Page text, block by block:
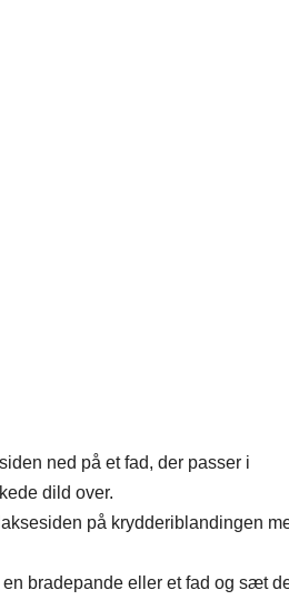
ned på et fad, der passer i
dild over.
på krydderiblandingen
bradepande eller et fad og sæt